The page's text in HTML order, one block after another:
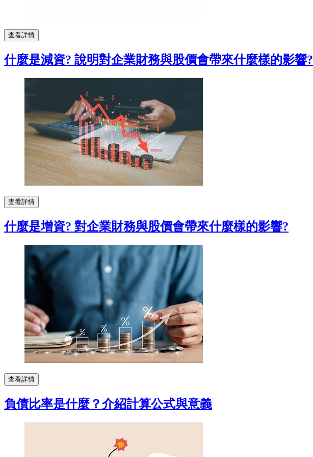
查看詳情
什麼是減資? 說明對企業財務與股價會帶來什麼樣的影響?
查看詳情
什麼是增資? 對企業財務與股價會帶來什麼樣的影響?
查看詳情
負債比率是什麼？介紹計算公式與意義